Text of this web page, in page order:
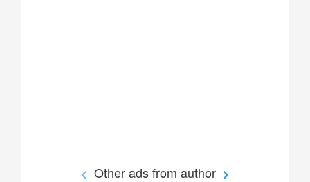
Other ads from author